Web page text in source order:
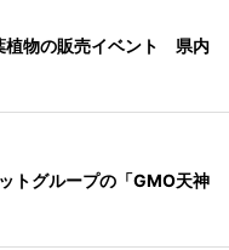
植物の販売イベント 県内
トグループの「GMO天神